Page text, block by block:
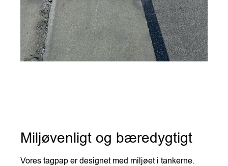
Miljøvenligt og bæredygtigt
Vores tagpap er designet med miljøet i tankerne.